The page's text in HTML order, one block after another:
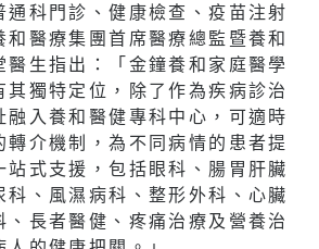
通科門診、健康檢查、疫苗注射
和醫療集團首席醫療總監暨養和
醫生指出：「金鐘養和家庭醫學
其獨特定位，除了作為疾病診治
融入養和醫健專科中心，可適時
轉介機制，為不同病情的患者提
站式支援，包括眼科、腸胃肝臟
科、風濕病科、整形外科、心臟
、長者醫健、疼痛治療及營養治